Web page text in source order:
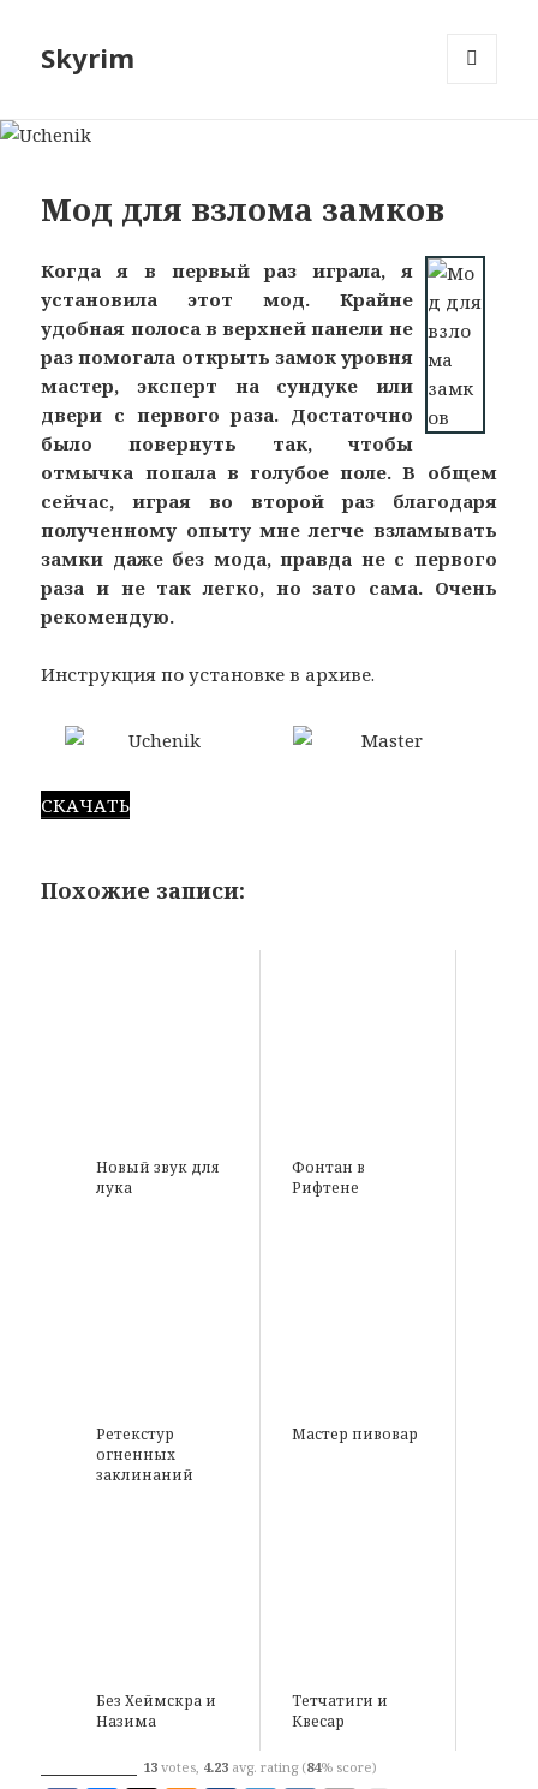
Skyrim
Мод для взлома замков
Когда я в первый раз играла, я
установила этот мод. Крайне
удобная полоса в верхней панели не
раз помогала открыть замок уровня
мастер, эксперт на сундуке или
двери с первого раза. Достаточно
было повернуть так, чтобы
отмычка попала в голубое поле. В общем
сейчас, играя во второй раз благодаря
полученному опыту мне легче взламывать
замки даже без мода, правда не с первого
раза и не так легко, но зато сама. Очень
рекомендую.
Инструкция по установке в архиве.
СКАЧАТЬ
Похожие записи:
Новый звук для
лука
Фонтан в
Рифтене
Ретекстур
огненных
заклинаний
Мастер пивовар
Без Хеймскра и
Назима
Тетчатиги и
Квесар
13 votes, 4.23 avg. rating (84% score)